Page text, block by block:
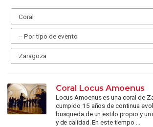
Coral Locus Amoenus
Locus Amoenus es una coral de
cumpido 15 años de continua
busqueda de un estilo propio y
y de calidad. En este tiempo ...